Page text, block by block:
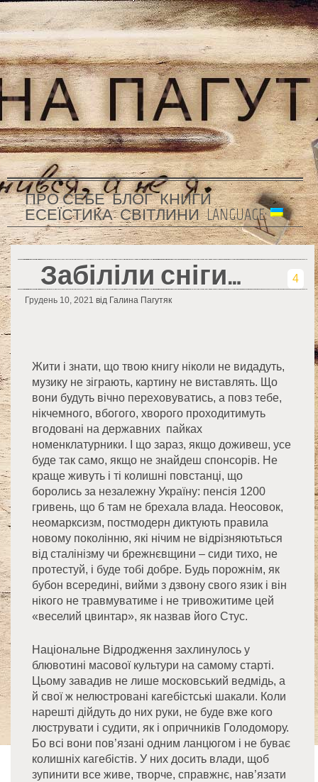
ПРО СЕБЕ БЛОГ КНИГИ
ЕСЕЇСТИКА СВІТЛИНИ LANGUAGE:
Забіліли сніги… 4
Грудень 10, 2021 від Галина Пагутяк
Жити і знати, що твою книгу ніколи не видадуть,
музику не зіграють, картину не виставлять. Що
вони будуть вічно переховуватись, а повз тебе,
нікчемного, вбогого, хворого проходитимуть
вгодовані на державних пайках
номенклатурники. І що зараз, якщо доживеш, усе
буде так само, якщо не знайдеш спонсорів. Не
краще живуть і ті колишні повстанці, що
боролись за незалежну Україну: пенсія 1200
гривень, що б там не брехала влада. Неосовок,
неомарксизм, постмодерн диктують правила
новому поколінню, які нічим не відрізняютьться
від сталінізму чи брежнєвщини – сиди тихо, не
протестуй, і буде тобі добре. Будь порожнім, як
бубон всередині, вийми з дзвону свого язик і він
нікого не травмуватиме і не тривожитиме цей
«веселий цвинтар», як назвав його Стус.
Національне Відродження захлинулось у
блювотині масової культури на самому старті.
Цьому завадив не лише московський ведмідь, а
й свої ж нелюстровані кагебістські шакали. Коли
нарешті дійдуть до них руки, не буде вже кого
люструвати і судити, як і опричників Голодомору.
Бо всі вони пов’язані одним ланцюгом і не буває
колишніх кагебістів. У них досить влади, щоб
зупинити все живе, творче, справжнє, нав’язати